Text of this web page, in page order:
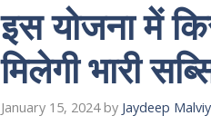
इस योजना में
मिलेगी भारी
January 15, 2024 by Jaydeep